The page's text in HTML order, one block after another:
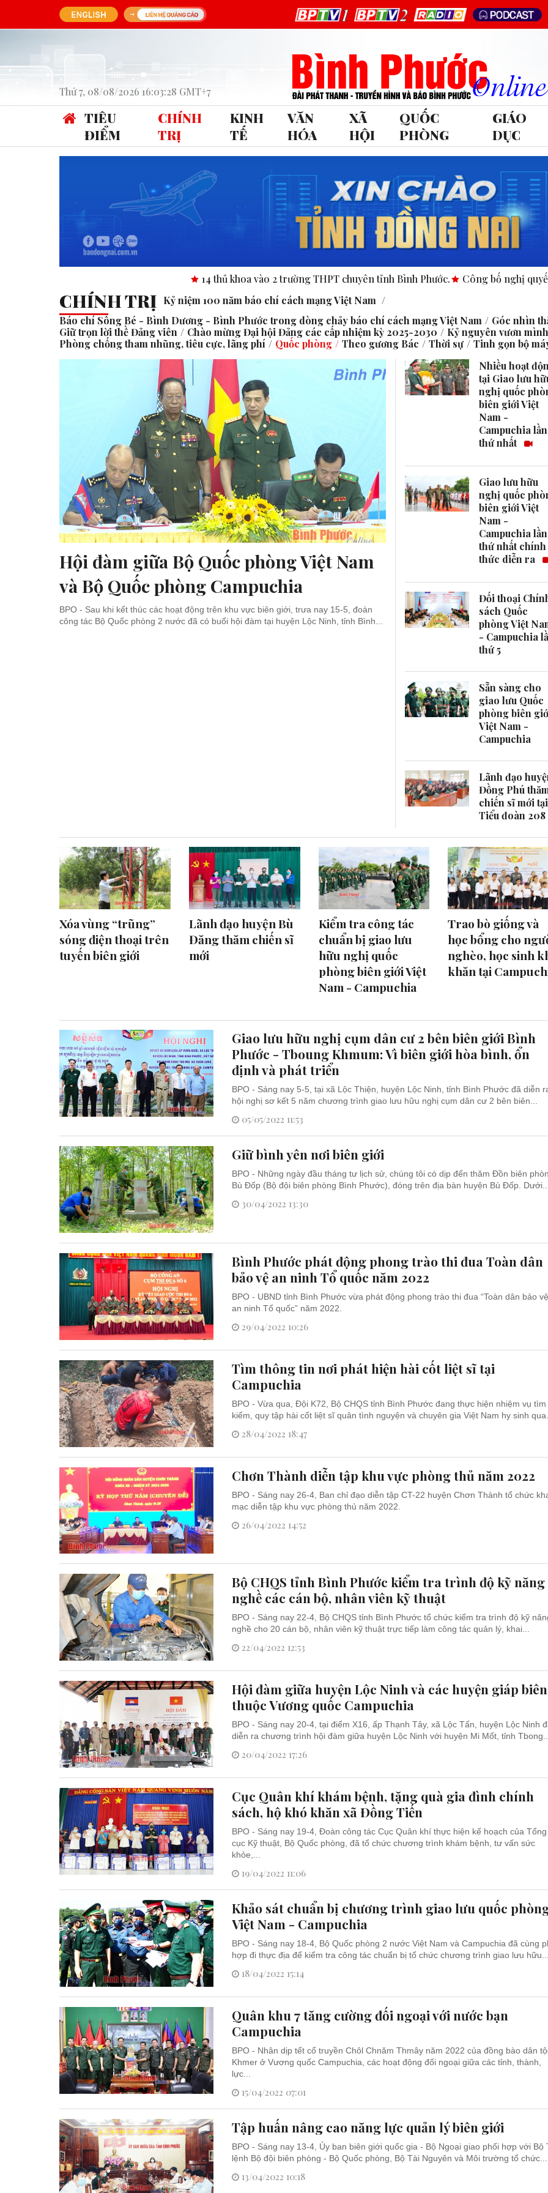
Thứ 7, 08/08/2026 16:03:28 GMT+7
TIÊU
ĐIỂM
CHÍNH
TRỊ
KINH
TẾ
VĂN
HÓA
XÃ
HỘI
QUỐC
PHÒNG
GIÁO
DỤC
14 thủ khoa vào 2 trường THPT chuyên tỉnh Bình Phước. Công bố nghị quyết, quyết định tại
CHÍNH TRỊ Kỷ niệm 100 năm báo chí cách mạng Việt Nam
Báo chí Sông Bé - Bình Dương - Bình Phước trong dòng chảy báo chí cách mạng Việt Nam
Góc nhìn
Giữ trọn lời thề Đảng viên
Chào mừng Đại hội Đảng các cấp nhiệm kỳ 2025-2030
Kỷ nguyên vươn
Phòng chống tham nhũng, tiêu cực, lãng phí
Quốc phòng Theo gương Bác Thời sự Tinh gọn bộ
Hội đàm giữa Bộ Quốc phòng Việt Nam
và Bộ Quốc phòng Campuchia
BPO - Sau khi kết thúc các hoạt động trên khu vực biên giới, trưa nay 15-5, đoàn
công tác Bộ Quốc phòng 2 nước đã có buổi hội đàm tại huyện Lộc Ninh, tỉnh Bình...
Nhiều hoạt
tại Giao lưu
nghị quốc
biên giới Việt
Nam -
Campuchia lần
thứ nhất
Giao lưu hữu
nghị quốc
biên giới Việt
Nam -
Campuchia lần
thứ nhất chính
thức diễn ra
Đối thoại
sách Quốc
phòng Việt
- Campuchia
thứ 5
Sẵn sàng cho
giao lưu Quốc
phòng biên
Việt Nam -
Campuchia
Lãnh đạo
Đồng Phú
chiến sĩ mới tại
Tiểu đoàn 208
Xóa vùng “trũng”
sóng điện thoại trên
tuyến biên giới
Lãnh đạo huyện Bù
Đăng thăm chiến sĩ
mới
Kiểm tra công tác
chuẩn bị giao lưu
hữu nghị quốc
phòng biên giới Việt
Nam - Campuchia
Trao bò giống và
học bổng cho
nghèo, học sinh
khăn tại
Giao lưu hữu nghị cụm dân cư 2 bên biên giới Bình
Phước - Tboung Khmum: Vì biên giới hòa bình, ổn
định và phát triển
BPO - Sáng nay 5-5, tại xã Lộc Thiện, huyện Lộc Ninh, tỉnh Bình Phước đã diễn
hội nghị sơ kết 5 năm chương trình giao lưu hữu nghị cụm dân cư 2 bên biên...
05/05/2022 11:53
Giữ bình yên nơi biên giới
BPO - Những ngày đầu tháng tư lịch sử, chúng tôi có dịp đến thăm Đồn biên
Bù Đốp (Bộ đội biên phòng Bình Phước), đóng trên địa bàn huyện Bù Đốp. Dưới...
30/04/2022 13:30
Bình Phước phát động phong trào thi đua Toàn dân
bảo vệ an ninh Tổ quốc năm 2022
BPO - UBND tỉnh Bình Phước vừa phát động phong trào thi đua “Toàn dân bảo vệ
an ninh Tổ quốc” năm 2022.
29/04/2022 10:26
Tìm thông tin nơi phát hiện hài cốt liệt sĩ tại
Campuchia
BPO - Vừa qua, Đội K72, Bộ CHQS tỉnh Bình Phước đang thực hiện nhiệm vụ tìm
kiếm, quy tập hài cốt liệt sĩ quân tình nguyện và chuyên gia Việt Nam hy sinh
28/04/2022 18:47
Chơn Thành diễn tập khu vực phòng thủ năm 2022
BPO - Sáng nay 26-4, Ban chỉ đạo diễn tập CT-22 huyện Chơn Thành tổ chức
mạc diễn tập khu vực phòng thủ năm 2022.
26/04/2022 14:52
Bộ CHQS tỉnh Bình Phước kiểm tra trình độ kỹ năng
nghề các cán bộ, nhân viên kỹ thuật
BPO - Sáng nay 22-4, Bộ CHQS tỉnh Bình Phước tổ chức kiểm tra trình độ kỹ
nghề cho 20 cán bộ, nhân viên kỹ thuật trực tiếp làm công tác quản lý, khai...
22/04/2022 12:53
Hội đàm giữa huyện Lộc Ninh và các huyện giáp biên
thuộc Vương quốc Campuchia
BPO - Sáng nay 20-4, tại điểm X16, ấp Thạnh Tây, xã Lộc Tấn, huyện Lộc Ninh
diễn ra chương trình hội đàm giữa huyện Lộc Ninh với huyện Mi Mốt, tỉnh
20/04/2022 17:26
Cục Quân khí khám bệnh, tặng quà gia đình chính
sách, hộ khó khăn xã Đồng Tiến
BPO - Sáng nay 19-4, Đoàn công tác Cục Quân khí thực hiện kế hoạch của Tổng
cục Kỹ thuật, Bộ Quốc phòng, đã tổ chức chương trình khám bệnh, tư vấn sức
khỏe,...
19/04/2022 11:06
Khảo sát chuẩn bị chương trình giao lưu quốc
Việt Nam - Campuchia
BPO - Sáng nay 18-4, Bộ Quốc phòng 2 nước Việt Nam và Campuchia đã cùng
hợp đi thực địa để kiểm tra công tác chuẩn bị tổ chức chương trình giao lưu hữu...
18/04/2022 15:14
Quân khu 7 tăng cường đối ngoại với nước bạn
Campuchia
BPO - Nhân dịp tết cổ truyền Chôl Chnăm Thmây năm 2022 của đồng bào dân
Khmer ở Vương quốc Campuchia, các hoạt động đối ngoại giữa các tỉnh, thành,
lực...
15/04/2022 07:01
Tập huấn nâng cao năng lực quản lý biên giới
BPO - Sáng nay 13-4, Ủy ban biên giới quốc gia - Bộ Ngoại giao phối hợp với Bộ
lệnh Bộ đội biên phòng - Bộ Quốc phòng, Bộ Tài Nguyên và Môi trường tổ chức...
13/04/2022 10:18